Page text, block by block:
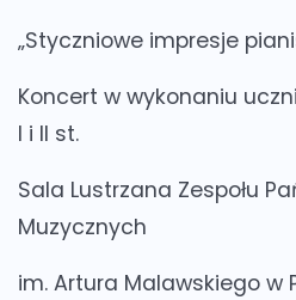
„Styczniowe impresje
Koncert w wykonaniu
I i II st.
Sala Lustrzana Zespołu
Muzycznych
im. Artura Malawskiego w